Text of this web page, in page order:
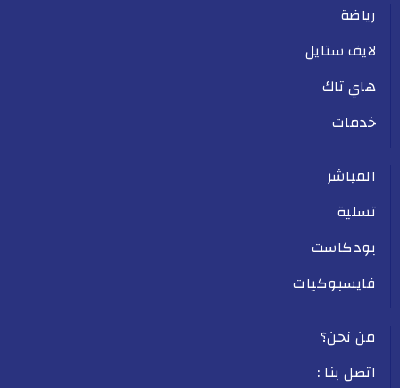
رياضة
لايف ستايل
هاي تاك
خدمات
المباشر
تسلية
بودكاست
فايسبوكيات
من نحن؟
اتصل بنا :